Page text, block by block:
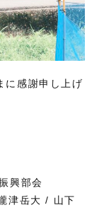
に感謝申し上げ
興部会
津岳大 / 山下